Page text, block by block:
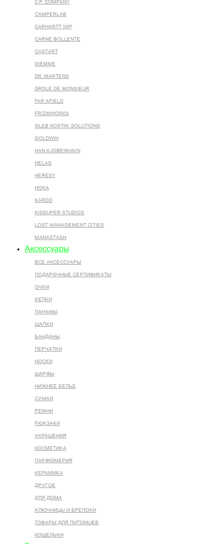
C.P. COMPANY
CAMPERLAB
CARHARTT WIP
CARNE BOLLENTE
CASTART
DIEMME
DR. MARTENS
DROLE DE MONSIEUR
FAR AFIELD
FRIZMWORKS
GLEB KOSTIN .SOLUTIONS
GOLDWIN
HAN KJOBENHAVN
HELAS
HERESY
HOKA
KARDO
KIDSUPER STUDIOS
LOST MANAGEMENT CITIES
MANASTASH
Аксессуары
ВСЕ AКСЕССУАРЫ
ПОДАРОЧНЫЕ СЕРТИФИКАТЫ
ОЧКИ
КЕПКИ
ПАНАМЫ
ШАПКИ
БАНДАНЫ
ПЕРЧАТКИ
НОСКИ
ШАРФЫ
НИЖНЕЕ БЕЛЬЕ
СУМКИ
РЕМНИ
РЮКЗАКИ
УКРАШЕНИЯ
КОСМЕТИКА
ПАРФЮМЕРИЯ
КЕРАМИКА
ДРУГОЕ
ДЛЯ ДОМА
КЛЮЧНИЦЫ И БРЕЛОКИ
ТОВАРЫ ДЛЯ ПИТОМЦЕВ
КОШЕЛЬКИ